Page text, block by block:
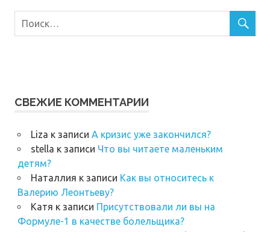
СВЕЖИЕ КОММЕНТАРИИ
Liza к записи А кризис уже закончился?
stella к записи Что вы читаете маленьким
детям?
Наталлия к записи Как вы относитесь к
Валерию Леонтьеву?
Катя к записи Присутствовали ли вы на
Формуле-1 в качестве болельщика?